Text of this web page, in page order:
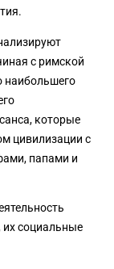
с римской
наибольшего
которые
цивилизации с
папами и
их социальные